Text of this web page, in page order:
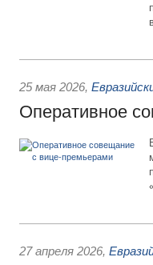
25 мая 2026,
Оперативное
27 апреля 2026,